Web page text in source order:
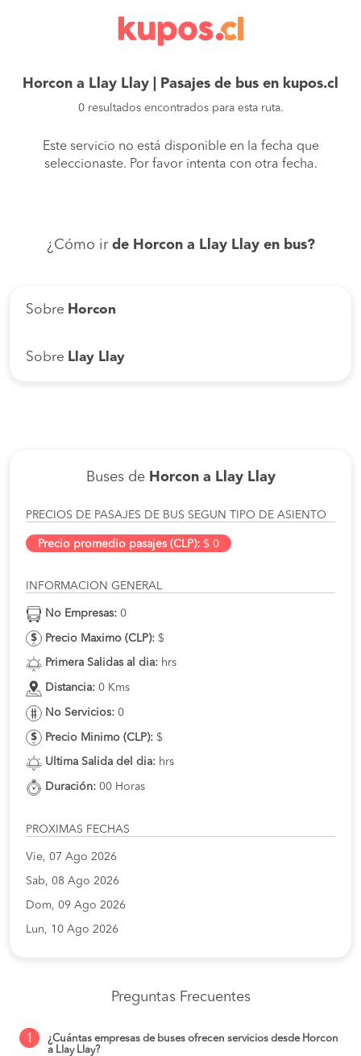
Horcon a Llay Llay | Pasajes de bus en kupos.cl
0 resultados encontrados para esta ruta.
Este servicio no está disponible en la fecha que
seleccionaste. Por favor intenta con otra fecha.
¿Cómo ir de Horcon a Llay Llay en bus?
Sobre Horcon
Sobre Llay Llay
Buses de Horcon a Llay Llay
PRECIOS DE PASAJES DE BUS SEGUN TIPO DE ASIENTO
Precio promedio pasajes (CLP): $ 0
INFORMACION GENERAL
No Empresas: 0
Precio Maximo (CLP): $
Primera Salidas al dia: hrs
Distancia: 0 Kms
No Servicios: 0
Precio Minimo (CLP): $
Ultima Salida del dia: hrs
Duración: 00 Horas
PROXIMAS FECHAS
Vie, 07 Ago 2026
Sab, 08 Ago 2026
Dom, 09 Ago 2026
Lun, 10 Ago 2026
Preguntas Frecuentes
1
¿Cuántas empresas de buses ofrecen servicios desde Horcon
a Llay Llay?